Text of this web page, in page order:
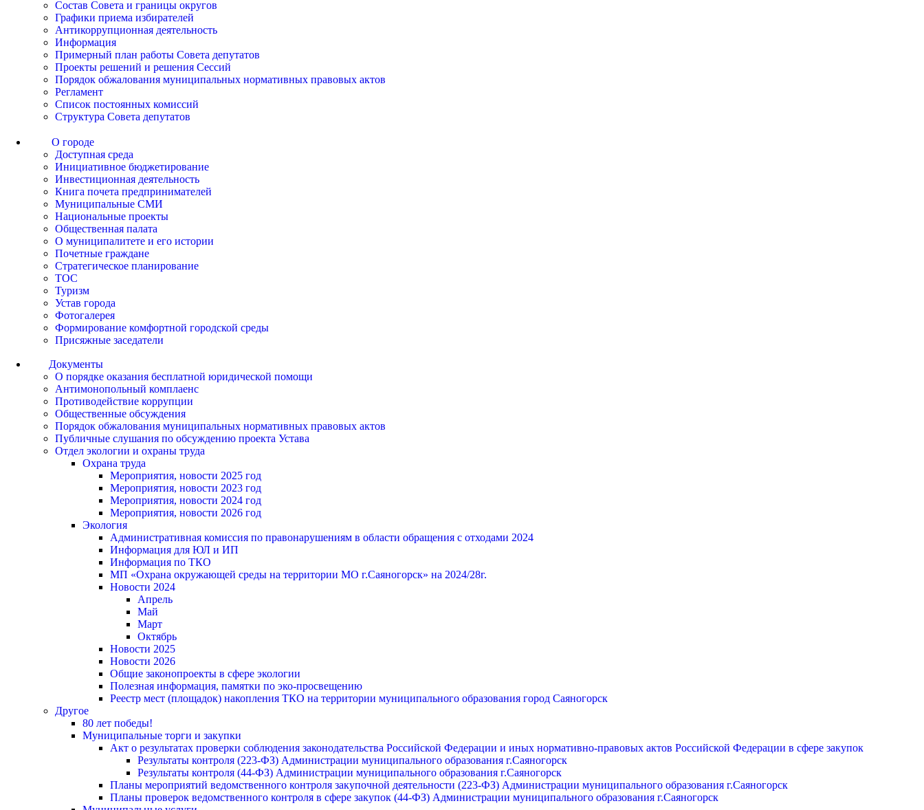
Состав Совета и границы округов
Графики приема избирателей
Антикоррупционная деятельность
Информация
Примерный план работы Совета депутатов
Проекты решений и решения Сессий
Порядок обжалования муниципальных нормативных правовых актов
Регламент
Список постоянных комиссий
Структура Совета депутатов
О городе
Доступная среда
Инициативное бюджетирование
Инвестиционная деятельность
Книга почета предпринимателей
Муниципальные СМИ
Национальные проекты
Общественная палата
О муниципалитете и его истории
Почетные граждане
Стратегическое планирование
ТОС
Туризм
Устав города
Фотогалерея
Формирование комфортной городской среды
Присяжные заседатели
Документы
О порядке оказания бесплатной юридической помощи
Антимонопольный комплаенс
Противодействие коррупции
Общественные обсуждения
Порядок обжалования муниципальных нормативных правовых актов
Публичные слушания по обсуждению проекта Устава
Отдел экологии и охраны труда
Охрана труда
Мероприятия, новости 2025 год
Мероприятия, новости 2023 год
Мероприятия, новости 2024 год
Мероприятия, новости 2026 год
Экология
Административная комиссия по правонарушениям в области обращения с отходами 2024
Информация для ЮЛ и ИП
Информация по ТКО
МП «Охрана окружающей среды на территории МО г.Саяногорск» на 2024/28г.
Новости 2024
Апрель
Май
Март
Октябрь
Новости 2025
Новости 2026
Общие законопроекты в сфере экологии
Полезная информация, памятки по эко-просвещению
Реестр мест (площадок) накопления ТКО на территории муниципального образования город Саяногорск
Другое
80 лет победы!
Муниципальные торги и закупки
Акт о результатах проверки соблюдения законодательства Российской Федерации и иных нормативно-правовых актов Российской Федерации в сфере закупок
Результаты контроля (223-ФЗ) Администрации муниципального образования г.Саяногорск
Результаты контроля (44-ФЗ) Администрации муниципального образования г.Саяногорск
Планы мероприятий ведомственного контроля закупочной деятельности (223-ФЗ) Администрации муниципального образования г.Саяногорск
Планы проверок ведомственного контроля в сфере закупок (44-ФЗ) Администрации муниципального образования г.Саяногорск